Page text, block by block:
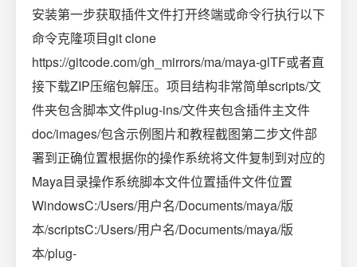
安装第一步获取插件文件打开终端或命令行执行以下
命令克隆项目git clone
https://gitcode.com/gh_mirrors/ma/maya-glTF或者直
接下载ZIP压缩包解压。项目结构非常简单scripts/文
件夹包含脚本文件plug-ins/文件夹包含插件主文件
doc/images/包含示例图片和教程截图第二步文件部
署到正确位置根据你的操作系统将文件复制到对应的
Maya目录操作系统脚本文件位置插件文件位置
WindowsC:/Users/用户名/Documents/maya/版
本/scriptsC:/Users/用户名/Documents/maya/版
本/plug-